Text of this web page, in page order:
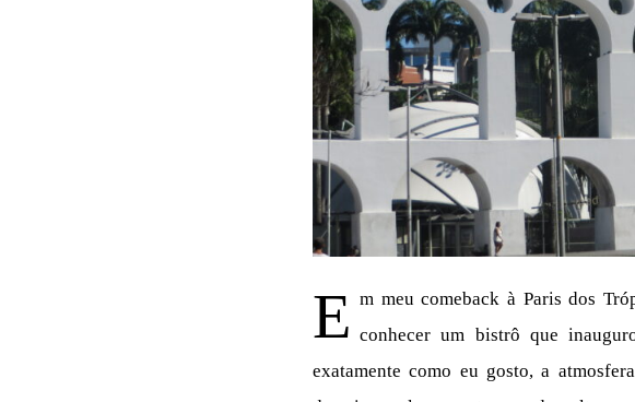
E m meu comeback à Paris dos
conhecer um bistrô que
exatamente como eu gosto, a